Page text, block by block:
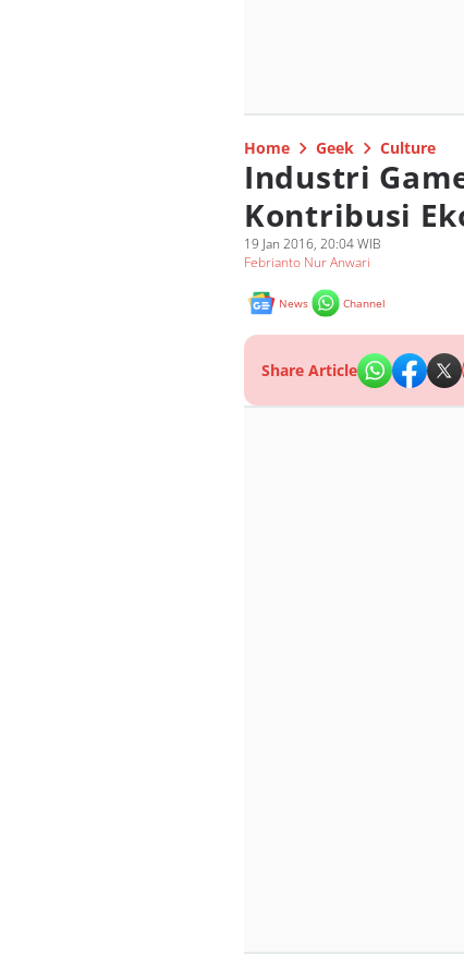
Home Geek Culture
Industri
Kontribusi
19 Jan 2016, 20:04 WIB
Febrianto Nur Anwari
News Channel
Share Article